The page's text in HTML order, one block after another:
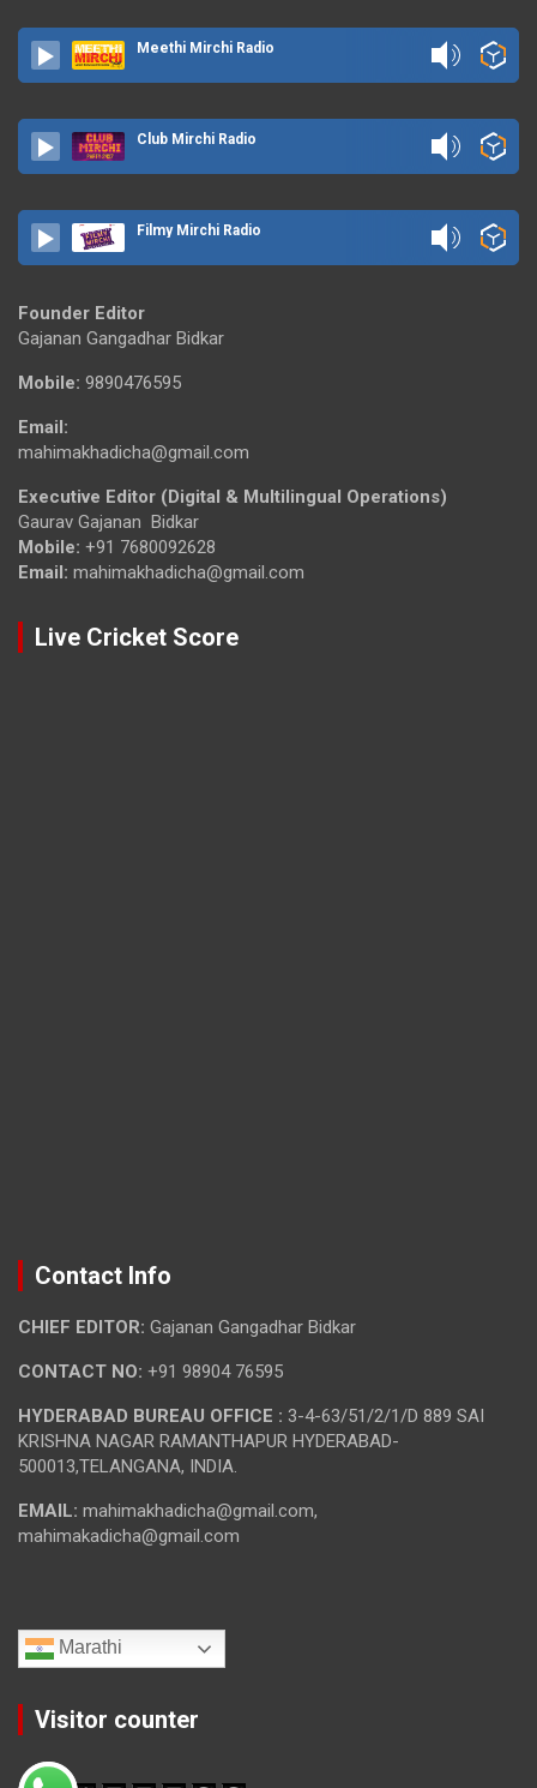
Meethi Mirchi Radio
Club Mirchi Radio
Filmy Mirchi Radio
Founder Editor
Gajanan Gangadhar Bidkar
Mobile: 9890476595
Email:
mahimakhadicha@gmail.com
Executive Editor (Digital & Multilingual Operations)
Gaurav Gajanan Bidkar
Mobile: +91 7680092628
Email: mahimakhadicha@gmail.com
Live Cricket Score
Contact Info
CHIEF EDITOR: Gajanan Gangadhar Bidkar
CONTACT NO: +91 98904 76595
HYDERABAD BUREAU OFFICE : 3-4-63/51/2/1/D 889 SAI
KRISHNA NAGAR RAMANTHAPUR HYDERABAD-
500013,TELANGANA, INDIA.
EMAIL: mahimakhadicha@gmail.com,
mahimakadicha@gmail.com
Marathi
Visitor counter